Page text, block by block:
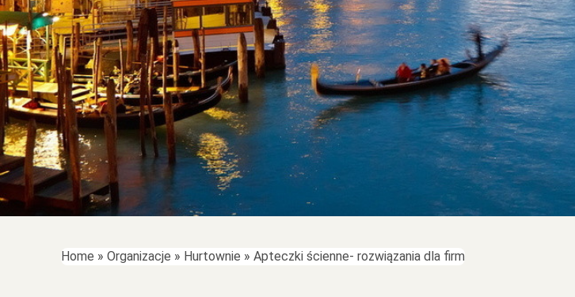
Home » Organizacje » Hurtownie » Apteczki ścienne- rozwiązania dla firm